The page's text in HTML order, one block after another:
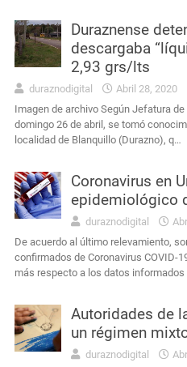
Duraznense
descargaba
2,93 grs/lts
duraznodigital Abril 28, 2020
Imagen de archivo Según Jefatura
domingo 26 de abril, se tomó
localidad de Blanquillo (Durazno), q…
Coronavirus en
epidemiológico
duraznodigital
De acuerdo al último relevamiento,
confirmados de Coronavirus COVID-
más respecto a los datos informados
Autoridades de
un régimen
duraznodigital